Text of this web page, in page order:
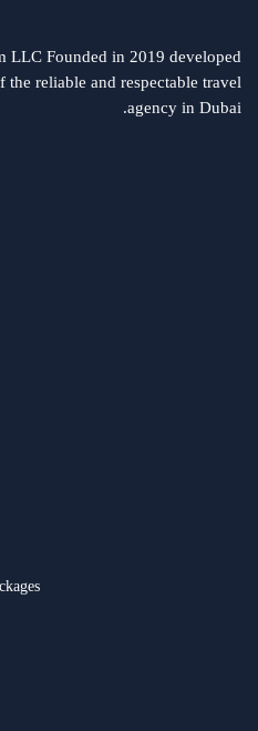
مطار الشارقة يطلق
فلاي دبي: تأخير بعض
عرض طيران الإمارات إلى
طيران
طيران الإمارات تطلق
رحلات الشارقة إلى
LLC Founded in 2019 developed
reliable and respectable travel
agency in Dubai.